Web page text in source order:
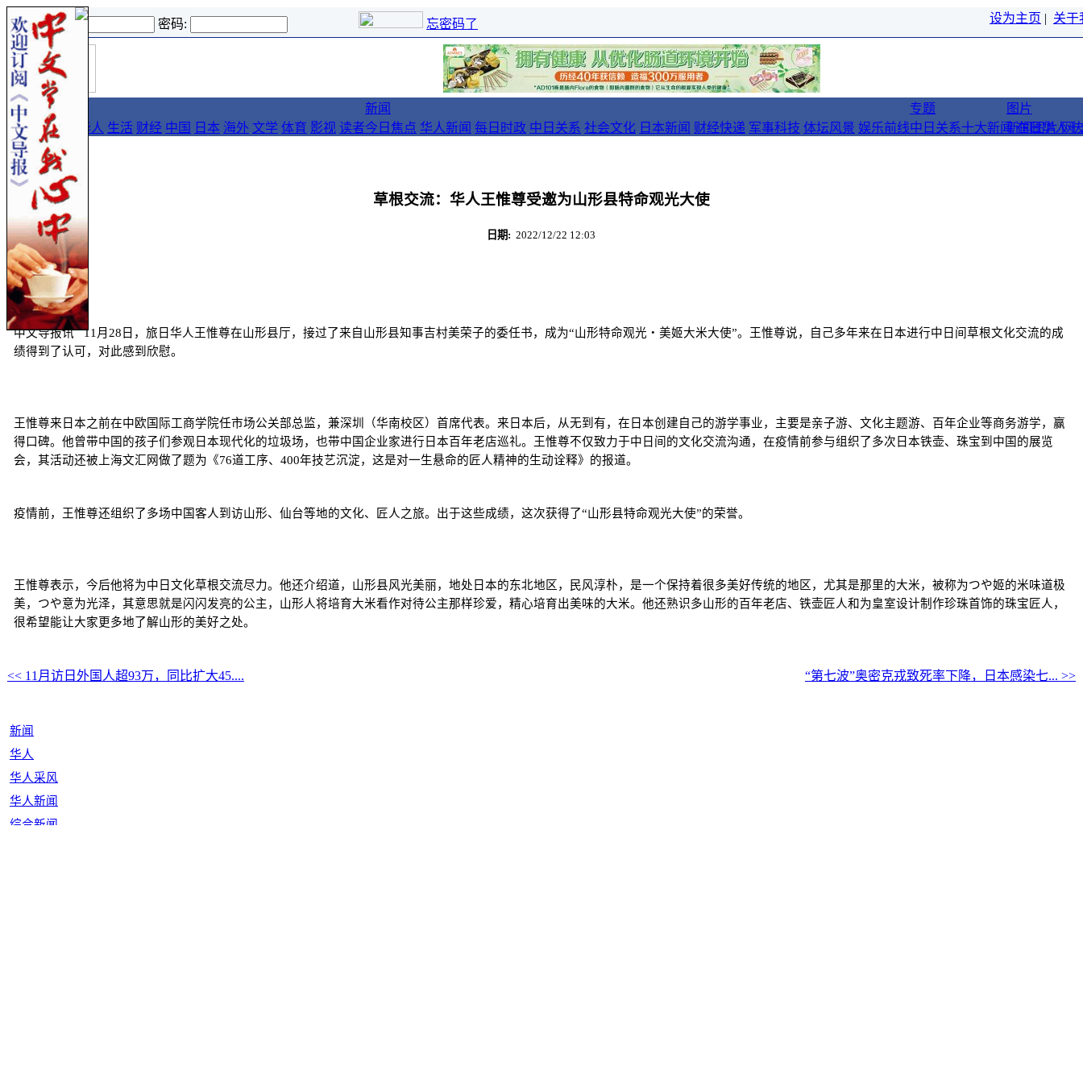
登录名: 密码: 忘密码了 设为主页 | 关于
首
页
导报
要闻 论坛 华人 生活 财经 中国 日本 海外 文学 体育 影视 读者
新闻
今日焦点 华人新闻 每日时政 中日关系 社会文化 日本新闻 财经快递 军事科技 体坛风景 娱乐前线
专题
中日关系十大新闻 在日华人
图片
新闻图片 网
::导报
草根交流：华人王惟尊受邀为山形县特命观光大使
日期: 2022/12/22 12:03
中文导报讯 11月28日，旅日华人王惟尊在山形县厅，接过了来自山形县知事吉村美荣子的委任书，成为“山形特命观光・美姬大米大使”。王惟尊说，自己多年来在日本进行中日间草根文化交流的成
绩得到了认可，对此感到欣慰。
王惟尊来日本之前在中欧国际工商学院任市场公关部总监，兼深圳（华南校区）首席代表。来日本后，从无到有，在日本创建自己的游学事业，主要是亲子游、文化主题游、百年企业等商务游学，赢
得口碑。他曾带中国的孩子们参观日本现代化的垃圾场，也带中国企业家进行日本百年老店巡礼。王惟尊不仅致力于中日间的文化交流沟通，在疫情前参与组织了多次日本铁壶、珠宝到中国的展览
会，其活动还被上海文汇网做了题为《76道工序、400年技艺沉淀，这是对一生悬命的匠人精神的生动诠释》的报道。
疫情前，王惟尊还组织了多场中国客人到访山形、仙台等地的文化、匠人之旅。出于这些成绩，这次获得了“山形县特命观光大使”的荣誉。
王惟尊表示，今后他将为中日文化草根交流尽力。他还介绍道，山形县风光美丽，地处日本的东北地区，民风淳朴，是一个保持着很多美好传统的地区，尤其是那里的大米，被称为つや姬的米味道极
美，つや意为光泽，其意思就是闪闪发亮的公主，山形人将培育大米看作对待公主那样珍爱，精心培育出美味的大米。他还熟识多山形的百年老店、铁壶匠人和为皇室设计制作珍珠首饰的珠宝匠人，
很希望能让大家更多地了解山形的美好之处。
<< 11月访日外国人超93万，同比扩大45.... “第七波”奥密克戎致死率下降，日本感染七... >>
新闻
华人
华人采风
华人新闻
综合新闻